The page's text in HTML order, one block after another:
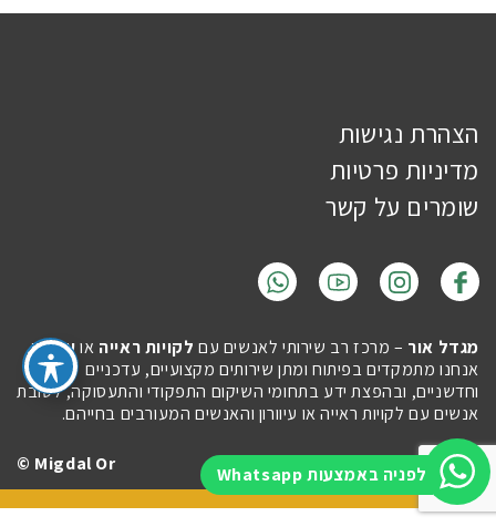
לפניה באמצעות Whatsapp
הצהרת נגישות
מדיניות פרטיות
שומרים על קשר
מגדל אור – מרכז רב שירותי לאנשים עם לקויות ראייה אועיוורון.
אנחנו מתמקדים בפיתוח ומתן שירותים מקצועיים, עדכניים
וחדשניים, ובהפצת ידע בתחומי השיקום התפקודי והתעסוקה, לטובת
אנשים עם לקויות ראייה או עיוורון והאנשים המעורבים בחייהם.
Imaginet
Migdal Or ©